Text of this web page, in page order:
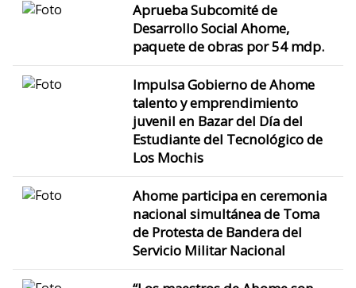
Aprueba Subcomité de
Desarrollo Social Ahome,
paquete de obras por 54 mdp.
Impulsa Gobierno de Ahome
talento y emprendimiento
juvenil en Bazar del Día del
Estudiante del Tecnológico de
Los Mochis
Ahome participa en ceremonia
nacional simultánea de Toma
de Protesta de Bandera del
Servicio Militar Nacional